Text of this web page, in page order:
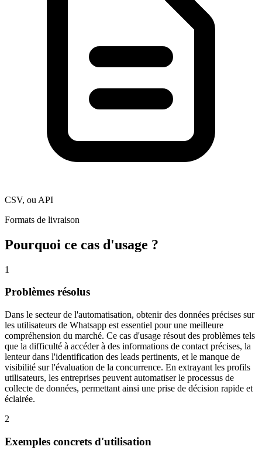
CSV, ou API
Formats de livraison
Pourquoi ce cas d'usage ?
1
Problèmes résolus
Dans le secteur de l'automatisation, obtenir des données précises sur
les utilisateurs de Whatsapp est essentiel pour une meilleure
compréhension du marché. Ce cas d'usage résout des problèmes tels
que la difficulté à accéder à des informations de contact précises, la
lenteur dans l'identification des leads pertinents, et le manque de
visibilité sur l'évaluation de la concurrence. En extrayant les profils
utilisateurs, les entreprises peuvent automatiser le processus de
collecte de données, permettant ainsi une prise de décision rapide et
éclairée.
2
Exemples concrets d'utilisation